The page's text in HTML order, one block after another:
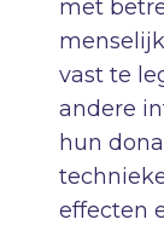
met
vast te
andere
hun
effecten